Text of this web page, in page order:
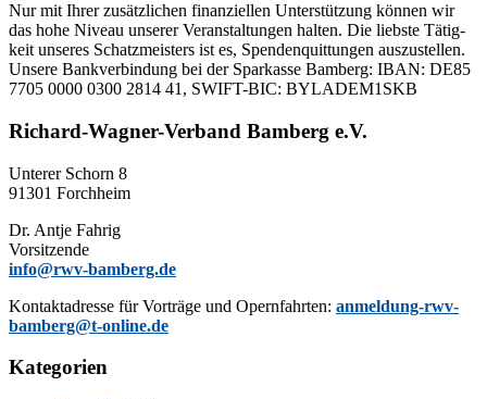
Nur mit Ih­rer zu­sätz­li­chen fi­nan­zi­el­len Un­ter­stüt­zung kön­nen wir
das hohe Ni­veau un­se­rer Ver­an­stal­tun­gen hal­ten. Die liebs­te Tä­tig­
keit un­se­res Schatz­meis­ters ist es, Spen­den­quit­tun­gen aus­zu­stel­len.
Un­se­re Bank­ver­bin­dung bei der Spar­kas­se Bam­berg: IBAN: DE85
7705 0000 0300 2814 41, SWIFT-BIC: BYLADEM1SKB
Richard-Wagner-Verband Bamberg e.V.
Un­te­rer Schorn 8
91301 Forchheim
Dr. Ant­je Fahrig
Vorsitzende
info@rwv-bamberg.de
Kon­takt­adres­se für Vor­trä­ge und Opern­fahr­ten: anmeldung-rwv-
bamberg@t-online.de
Kategorien